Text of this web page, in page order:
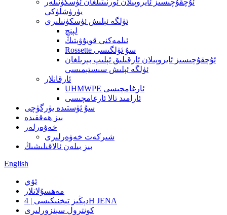
ئۇچقۇچىسىز ئايروپىلان ئورنىتىلغان ئۈسكۈنىلەر
يۈرۈشلۈكى
ئۈلگە ئېلىش ئۈسكۈنىلىرى
لېنچ
ئىلمەكنى قويۇۋېتىڭ
Rossette سۇ ئۈلگىسى
ئۇچقۇچىسىز ئايروپىلان ئارقىلىق ئېلىپ بېرىلغان
ئۈلگە ئېلىش سىستېمىسى
ئارقانلار
UHMWPE ئارغامچىسى
ئارامىد تالا ئارغامچىسى
سۇ ئۈستىدە يۈرگۈچى
بىز ھەققىدە
خەۋەرلەر
شىركەت خەۋەرلىرى
بىز بىلەن ئالاقىلىشىڭ
English
ئۆي
مەھسۇلاتلار
دېڭىز تېخنىكىسى | 4H JENA
كونترول سېنزورلىرى